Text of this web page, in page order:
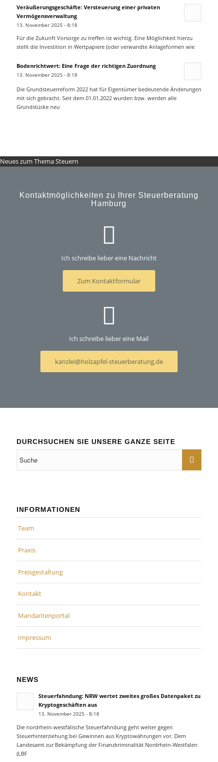
Veräußerungsgeschäfte: Versteuerung einer privaten
Vermögensverwaltung
13. November 2025 - 8:18
Für die Zukunft Vorsorge zu treffen ist wichtig. Eine Möglichkeit hierzu
stellt die Investition in Wertpapiere (oder verwandte Anlageformen wie
Bodenrichtwert: Eine Frage der richtigen Zuordnung
13. November 2025 - 8:18
Die Grundsteuerreform 2022 hat für Eigentümer bedeutende Änderungen
mit sich gebracht. Seit dem 01.01.2022 wurden bzw. werden alle
Grundstücke neu
Neues zum Thema Steuern
Kontaktmöglichkeiten zu Ihrer Steuerberatung
Hamburg
Ich schreibe lieber eine Nachricht
Zum Kontaktformular
Ich schreibe lieber eine Mail
kanzlei@holzapfel-steuerberatung.de
DURCHSUCHEN SIE UNSERE GANZE SEITE
INFORMATIONEN
Team
Praxis
Preisgestaltung
Kontakt
Mandantenportal
Impressum
NEWS
Steuerfahndung: NRW wertet zweites großes Datenpaket zu
Kryptogeschäften aus
13. November 2025 - 8:18
Die nordrhein-westfälische Steuerfahndung geht weiter gegen
Steuerhinterziehung bei Gewinnen aus Kryptowährungen vor. Dem
Landesamt zur Bekämpfung der Finanzkriminalität Nordrhein-Westfalen
(LBF